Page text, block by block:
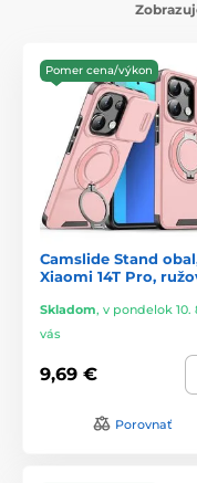
Pomer cena/výkon
Camslide Stand
Xiaomi 14T Pro,
Skladom, v pondelok 10.
vás
9,69 €
Porovnať